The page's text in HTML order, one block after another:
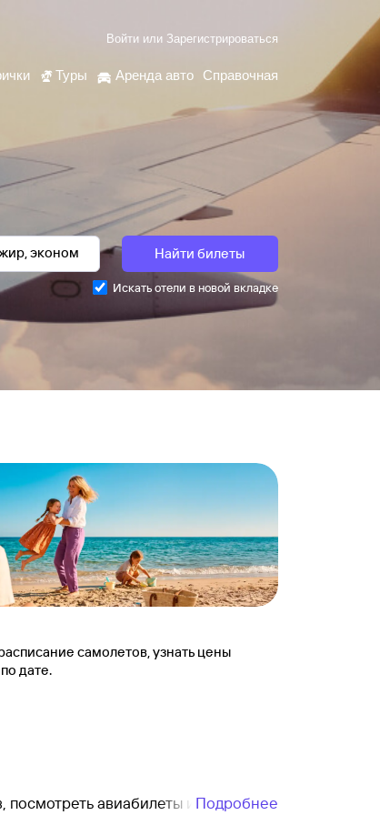
Войти или Зарегистрироваться
Туры Аренда авто Справочная
Найти билеты
Искать отели в новой вкладке
самолетов, узнать цены
дате.
посмотреть авиабилеты и сравнить
Подробнее